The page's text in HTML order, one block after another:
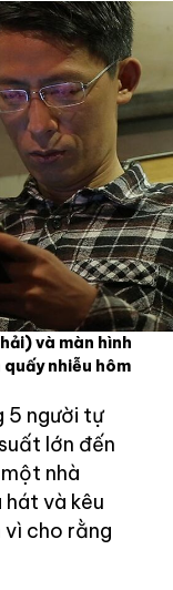
và màn hình
nhiễu hôm
5 người tự
lớn đến
nhà
và kêu
vì cho rằng